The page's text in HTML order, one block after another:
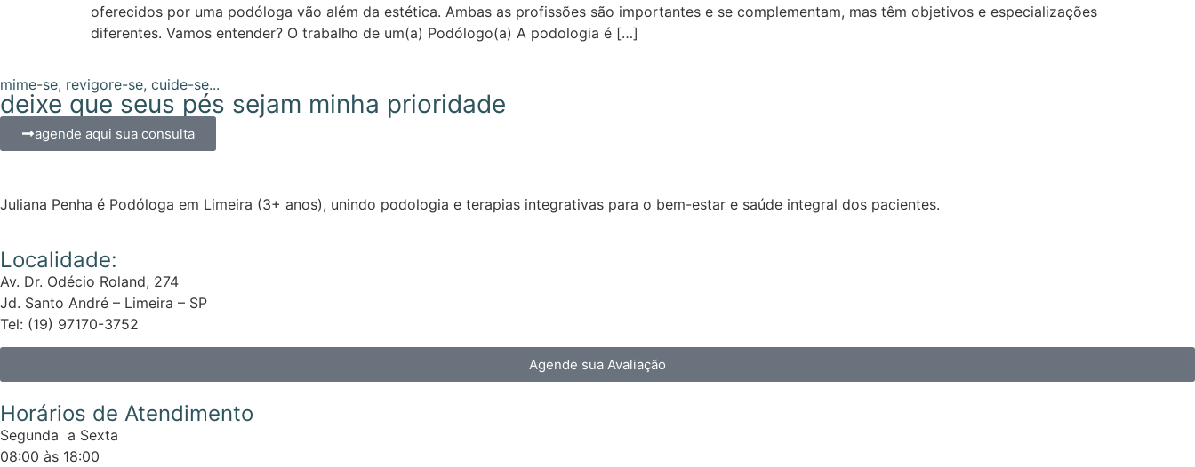
oferecidos por uma podóloga vão além da estética. Ambas as profissões são importantes e se complementam, mas têm objetivos e especializações
diferentes. Vamos entender? O trabalho de um(a) Podólogo(a) A podologia é […]
mime-se, revigore-se, cuide-se...
deixe que seus pés sejam minha prioridade
agende aqui sua consulta
Juliana Penha é Podóloga em Limeira (3+ anos), unindo podologia e terapias integrativas para o bem-estar e saúde integral dos pacientes.
Localidade:
Av. Dr. Odécio Roland, 274
Jd. Santo André – Limeira – SP
Tel: (19) 97170-3752
Agende sua Avaliação
Horários de Atendimento
Segunda a Sexta
08:00 às 18:00